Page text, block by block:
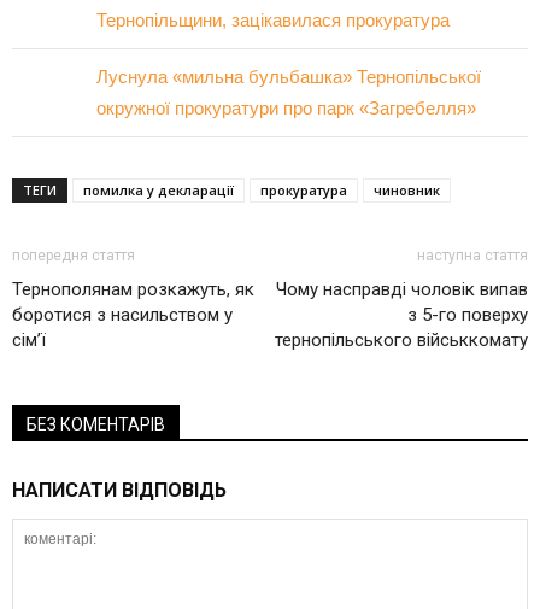
Тернопільщини, зацікавилася прокуратура
Луснула «мильна бульбашка» Тернопільської
окружної прокуратури про парк «Загребелля»
ТЕГИ помилка у декларації прокуратура чиновник
попередня стаття
Тернополянам розкажуть, як
боротися з насильством у
сім’ї
наступна стаття
Чому насправді чоловік випав
з 5-го поверху
тернопільського військкомату
БЕЗ КОМЕНТАРІВ
НАПИСАТИ ВІДПОВІДЬ